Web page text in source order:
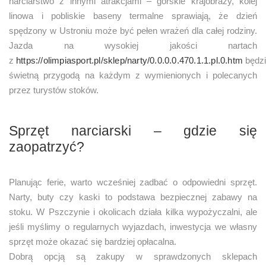
linowa i pobliskie baseny termalne sprawiają, że dzień
spędzony w Ustroniu może być pełen wrażeń dla całej rodziny.
Jazda na wysokiej jakości nartach
z https://olimpiasport.pl/sklep/narty/0.0.0.0.470.1.1.pl.0.htm
świetną przygodą na każdym z wymienionych i polecanych
przez turystów stoków.
Sprzęt narciarski – gdzie się
zaopatrzyć?
Planując ferie, warto wcześniej zadbać o odpowiedni sprzęt.
Narty, buty czy kaski to podstawa bezpiecznej zabawy na
stoku. W Pszczynie i okolicach działa kilka wypożyczalni, ale
jeśli myślimy o regularnych wyjazdach, inwestycja we własny
sprzęt może okazać się bardziej opłacalna.
Dobrą opcją są zakupy w sprawdzonych sklepach